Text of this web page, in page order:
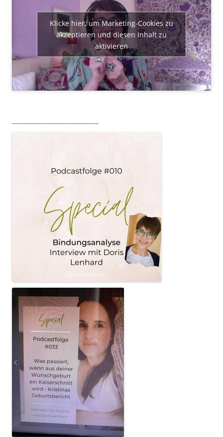
Klicke hier, um Marketing-Cookies zu
akzeptieren und diesen Inhalt zu
aktivieren